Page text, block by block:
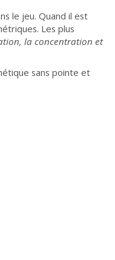
le jeu. Quand il est
Les plus
la concentration et
sans pointe et